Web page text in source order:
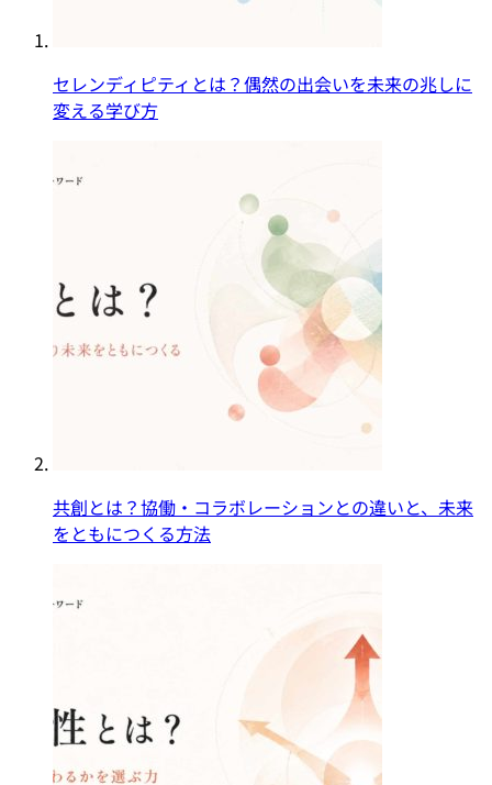
セレンディピティとは？偶然の出会いを未来の兆しに
変える学び方
共創とは？協働・コラボレーションとの違いと、未来
をともにつくる方法